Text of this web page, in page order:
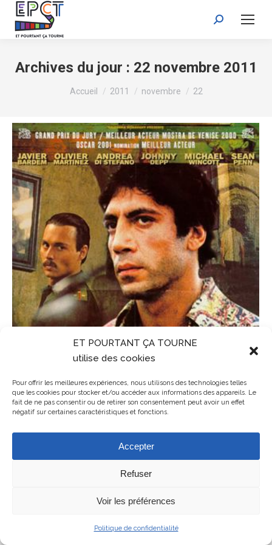
ET POURTANT ÇA TOURNE
utilise des cookies
Pour offrir les meilleures expériences, nous utilisons des technologies telles
que les cookies pour stocker et/ou accéder aux informations des appareils. Le
fait de ne pas consentir ou de retirer son consentement peut avoir un effet
négatif sur certaines caractéristiques et fonctions.
Accepter
Refuser
Voir les préférences
Politique de confidentialité
Recherche
Archives du jour : 22 novembre 2011
Vous êtes ici :
Accueil 2011 novembre 22
ET POURTANT ÇA TOURNE - association de cinéma en Balagne en